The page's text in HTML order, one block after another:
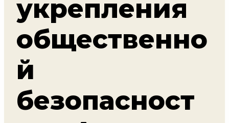
укрепления
общественно
й
безопасност